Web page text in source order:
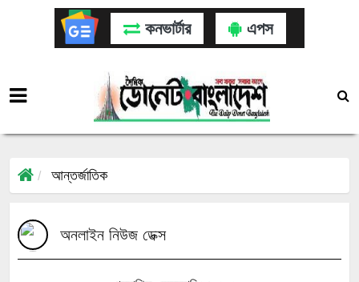
কনভার্টার এপস
আন্তর্জাতিক
অনলাইন নিউজ ডেক্স